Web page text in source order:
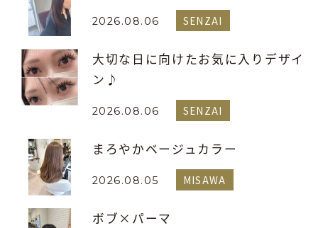
2026.08.06 SENZAI
大切な日に向けたお気に入りデザイ
ン♪
2026.08.06 SENZAI
まろやかベージュカラー
2026.08.05 MISAWA
ボブ×パーマ